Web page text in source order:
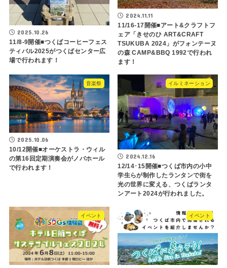
2025.10.26
11/8-9開催■つくばコーヒーフェス
ティバル2025がつくばセンター広
場で行われます！
2024.11.11
11/16-17開催■アート&クラフトフ
ェア「きせのひ ART&CRAFT
TSUKUBA 2024」がフォンテーヌ
の森 CAMP&BBQ 1992で行われ
ます！
音楽祭
2025.10.06
10/12開催■オーケストラ・ウィル
の第16回定期演奏会がノバホール
で行われます！
イルミネーション
2024.12.16
12/14･15開催■つくば市内の小中
学生らが制作したランタンで街を
光の世界に変える、つくばランタ
ンアート2024が行われました。
イベント イベント